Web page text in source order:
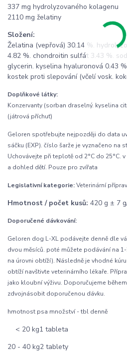
337 mg hydrolyzovaného kolagenu
2110 mg želatiny
Složení:
Želatina (vepřová) 30.14 %.
4.82 %. chondroitin sulfát 3.43 %.
glycerin. kyselina hyaluronová 0.43
kostek proti slepování (včelí vosk.
Doplňkové látky:
Konzervanty (sorban draselný. kyselina
(játrová příchuť)
Geloren spotřebujte nejpozději do data
sáčku (EXP). číslo šarže je vyznačeno na
Uchovávejte při teplotě od 2°C do 25°C.
a dohled dětí. Pouze pro zvířata
Legislativní kategorie:Veterinární
Hmotnost / počet kusů: 420 g ± 7
Doporučené dávkování:
Geloren dog L-XL podávejte denně dle
dvou měsíců. poté můžete podávání na
na úrovni obtíží). Následně je vhodné
obtíží navštivte veterinárního lékaře.
jako kloubní výživu. Doporučujeme
zdvojnásobit doporučenou dávku.
hmotnost psa množství - tbl denně
< 20 kg1 tableta
20 - 40 kg2 tablety